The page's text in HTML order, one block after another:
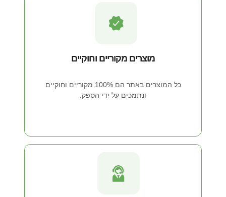
מוצרים מקוריים וחוקיים
כל המוצרים באתר הם 100% מקוריים וחוקיים
ונתמכים על ידי הספק.